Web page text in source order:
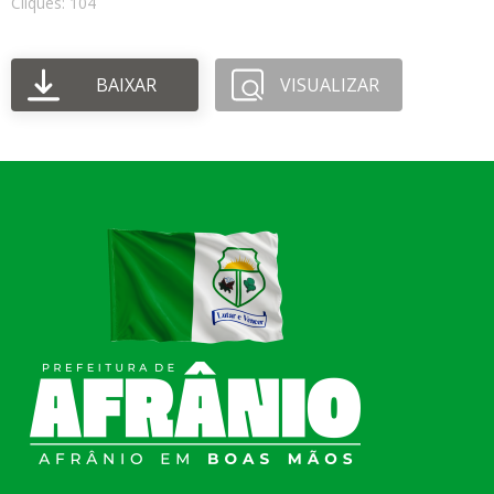
BAIXAR VISUALIZAR